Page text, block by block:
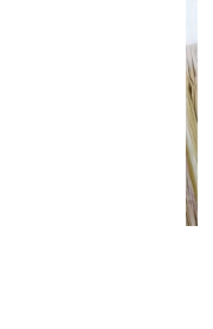
galerijas
mākslinieces
Sarkans,